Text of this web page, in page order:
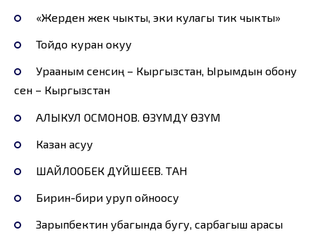
«Жерден жек чыкты, эки кулагы тик чыкты»
Тойдо куран окуу
Урааным сенсиң – Кыргызстан, Ырымдын обону
сен – Кыргызстан
АЛЫКУЛ ОСМОНОВ. ӨЗҮМДҮ ӨЗҮМ
Казан асуу
ШАЙЛООБЕК ДҮЙШЕЕВ. ТАН
Бирин-бири уруп ойноосу
Зарыпбектин убагында бугу, сарбагыш арасы